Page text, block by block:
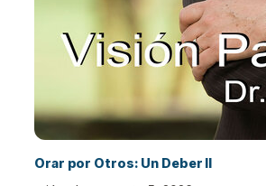
Orar por Otros: Un Deber II